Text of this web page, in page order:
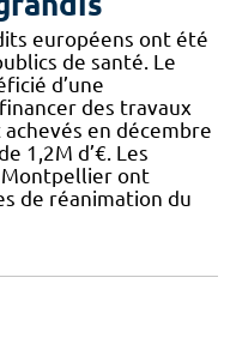
européens ont été
de santé. Le
d’une
des travaux
en décembre
1,2M d’€. Les
ont
de réanimation du